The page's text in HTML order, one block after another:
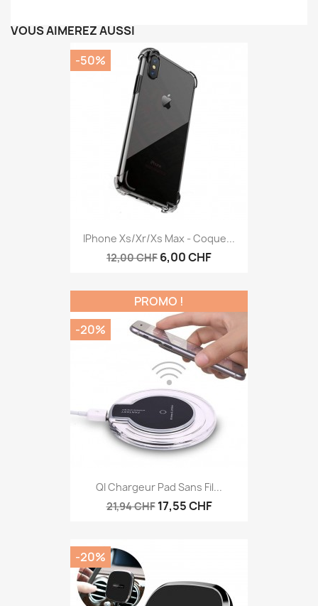
VOUS AIMEREZ AUSSI
IPhone Xs/Xr/Xs Max - Coque...
12,00 CHF 6,00 CHF
-50%
QI Chargeur Pad Sans Fil...
21,94 CHF 17,55 CHF
PROMO !
-20%
-20%